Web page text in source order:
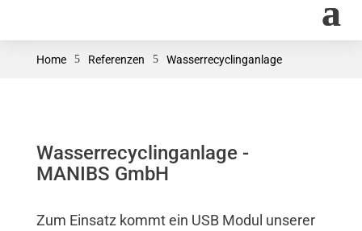
Home 5 Referenzen 5 Wasserrecyclinganlage
Wasserrecyclinganlage -
MANIBS GmbH
Zum Einsatz kommt ein USB Modul unserer